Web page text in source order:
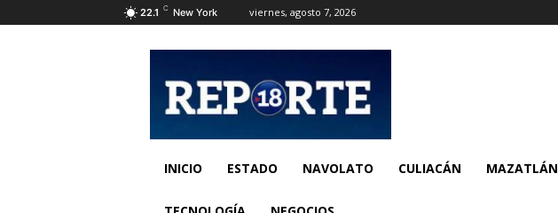
22.1 C New York viernes, agosto 7, 2026
INICIO ESTADO NAVOLATO CULIACÁN MAZATLÁN